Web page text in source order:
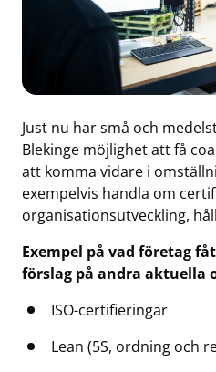
Just nu har små och
Blekinge möjlighet att få
att komma vidare i
exempelvis handla om
organisationsutveckling,
Exempel på vad företag
förslag på andra aktuella
ISO-certifieringar
Lean (5S, ordning och